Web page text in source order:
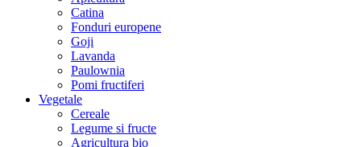
Catina
Fonduri europene
Goji
Lavanda
Paulownia
Pomi fructiferi
Vegetale
Cereale
Legume si fructe
Agricultura bio